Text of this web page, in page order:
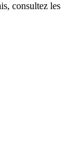
, consultez les